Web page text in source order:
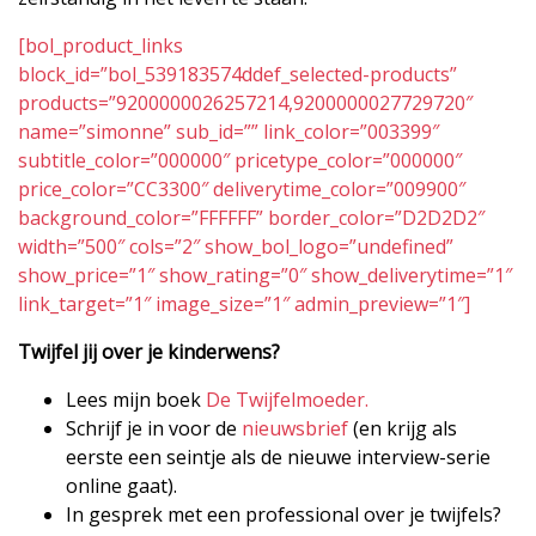
[bol_product_links
block_id=”bol_539183574ddef_selected-products”
products=”9200000026257214,9200000027729720″
name=”simonne” sub_id=”” link_color=”003399″
subtitle_color=”000000″ pricetype_color=”000000″
price_color=”CC3300″ deliverytime_color=”009900″
background_color=”FFFFFF” border_color=”D2D2D2″
width=”500″ cols=”2″ show_bol_logo=”undefined”
show_price=”1″ show_rating=”0″ show_deliverytime=”1″
link_target=”1″ image_size=”1″ admin_preview=”1″]
Twijfel jij over je kinderwens?
Lees mijn boek De Twijfelmoeder.
Schrijf je in voor de nieuwsbrief(en krijg als
eerste een seintje als de nieuwe interview-serie
online gaat).
In gesprek met een professional over je twijfels?